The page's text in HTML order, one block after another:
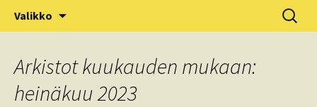
Puistofilosofia
XV Puistofilosofia-viikko Ikaalisissa
15.-19.7.2025
Valikko Haku:
Arkistot kuukauden mukaan:
heinäkuu 2023